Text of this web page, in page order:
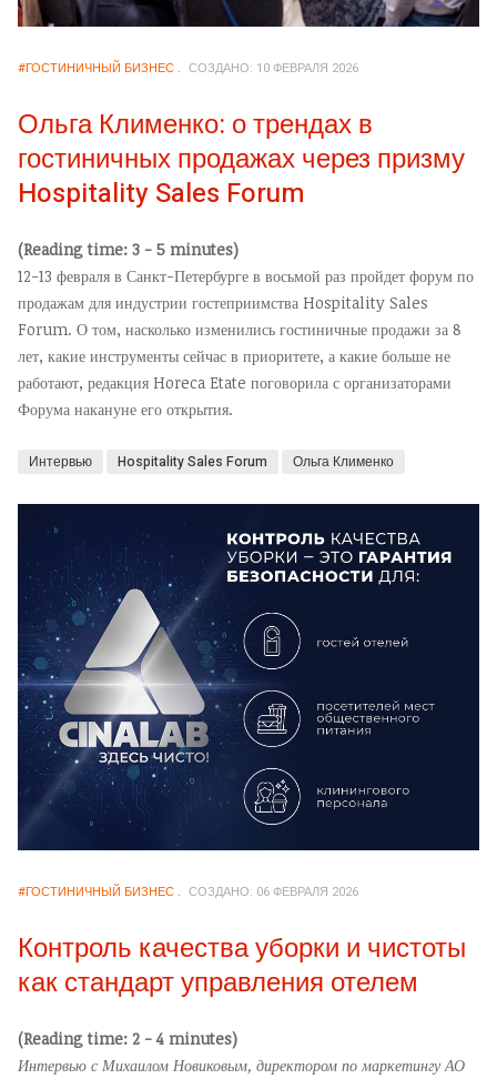
#ГОСТИНИЧНЫЙ БИЗНЕС СОЗДАНО: 10 ФЕВРАЛЯ 2026
Ольга Клименко: о трендах в
гостиничных продажах через призму
Hospitality Sales Forum
(Reading time: 3 - 5 minutes)
12-13 февраля в Санкт-Петербурге в восьмой раз пройдет форум по
продажам для индустрии гостеприимства Hospitality Sales
Forum. О том, насколько изменились гостиничные продажи за 8
лет, какие инструменты сейчас в приоритете, а какие больше не
работают, редакция Horeca Etate поговорила с организаторами
Форума накануне его открытия.
Интервью Hospitality Sales Forum Ольга Клименко
#ГОСТИНИЧНЫЙ БИЗНЕС СОЗДАНО: 06 ФЕВРАЛЯ 2026
Контроль качества уборки и чистоты
как стандарт управления отелем
(Reading time: 2 - 4 minutes)
Интервью с Михаилом Новиковым, директором по маркетингу АО